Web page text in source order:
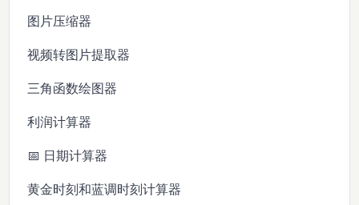
图片压缩器
视频转图片提取器
三角函数绘图器
利润计算器
📅 日期计算器
黄金时刻和蓝调时刻计算器